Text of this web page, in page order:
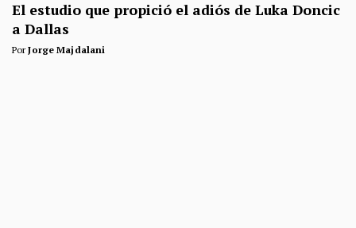
El estudio que propició el adiós de Luka Doncic
a Dallas
PorJorge Majdalani